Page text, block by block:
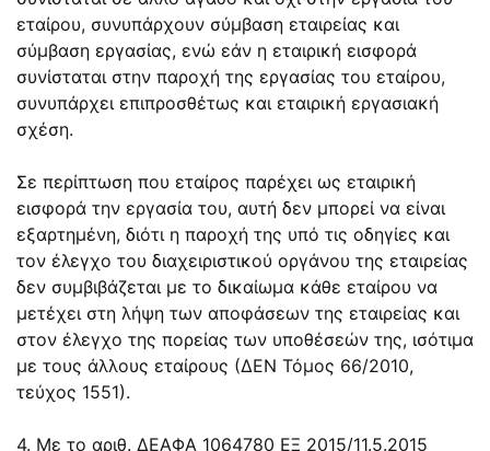
εταίρου, συνυπάρχουν σύμβαση εταιρείας και
σύμβαση εργασίας, ενώ εάν η εταιρική εισφορά
συνίσταται στην παροχή της εργασίας του εταίρου,
συνυπάρχει επιπροσθέτως και εταιρική εργασιακή
σχέση.
Σε περίπτωση που εταίρος παρέχει ως εταιρική
εισφορά την εργασία του, αυτή δεν μπορεί να είναι
εξαρτημένη, διότι η παροχή της υπό τις οδηγίες και
τον έλεγχο του διαχειριστικού οργάνου της εταιρείας
δεν συμβιβάζεται με το δικαίωμα κάθε εταίρου να
μετέχει στη λήψη των αποφάσεων της εταιρείας και
στον έλεγχο της πορείας των υποθέσεών της, ισότιμα
με τους άλλους εταίρους (ΔΕΝ Τόμος 66/2010,
τεύχος 1551).
4. Με το αριθ. ΔΕΑΦΑ 1064780 ΕΞ 2015/11.5.2015